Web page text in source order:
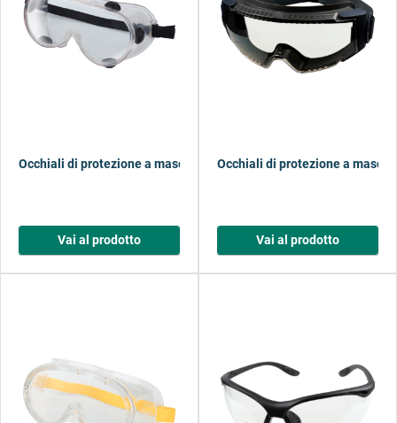
Occhiali di protezione a maschera ERGO
Vai al prodotto
Occhiali di protezione a
Vai al prodotto